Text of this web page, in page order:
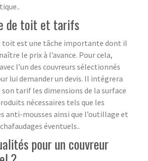
de toit et tarifs
toit est une tâche importante dont il
le prix à l’avance. Pour cela,
l’un des couvreurs sélectionnés
lui demander un devis. Il intégrera
son tarif les dimensions de la surface
nécessaires tels que les
anti-mousses ainsi que l’outillage et
éventuels..
pour un couvreur